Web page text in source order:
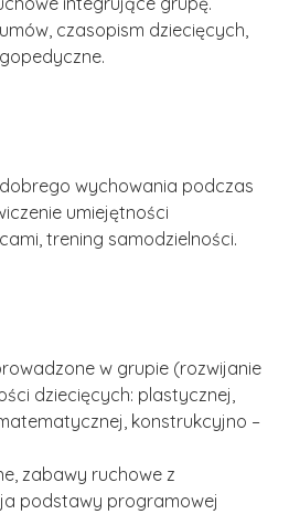
czasopism dziecięcych,
wychowania podczas
umiejętności
trening samodzielności.
w grupie (rozwijanie
dziecięcych: plastycznej,
konstrukcyjno –
zabawy ruchowe z
podstawy programowej